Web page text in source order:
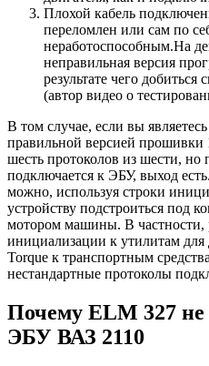
Плохой кабель
переломлен или сам по
неработоспособным.На
неправильная версия
результате чего
(автор видео о
В том случае, если вы
правильной версией прошивки
шесть протоколов из шести, но
подключается к ЭБУ, выход
можно, используя строки
устройству подстроиться под
мотором машины. В частности,
инициализации к утилитам
Torque к транспортным
нестандартные протоколы
Почему ELM 327 не
ЭБУ ВАЗ 2110